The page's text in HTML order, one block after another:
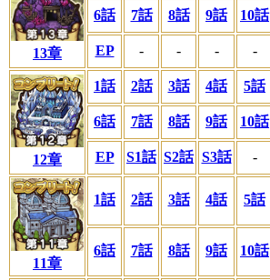
13章
6話 7話 8話 9話 10話
EP - - - -
12章
1話 2話 3話 4話 5話
6話 7話 8話 9話 10話
EP S1話 S2話 S3話 -
11章
1話 2話 3話 4話 5話
6話 7話 8話 9話 10話